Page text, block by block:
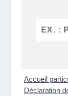
Accueil
Déclaration